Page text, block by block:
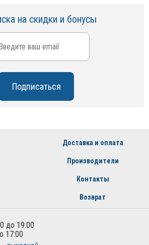
на скидки и бонусы
Доставка и оплата
Производители
Контакты
Возврат
до 19:00
17:00